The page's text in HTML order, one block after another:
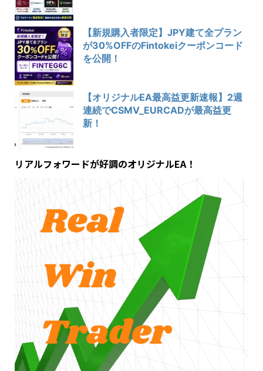
【新規購入者限定】JPY建て全プラン
が30%OFFのFintokeiクーポンコード
を公開！
【オリジナルEA最高益更新速報】2週
連続でCSMV_EURCADが最高益更
新！
リアルフォワードが好調のオリジナルEA！